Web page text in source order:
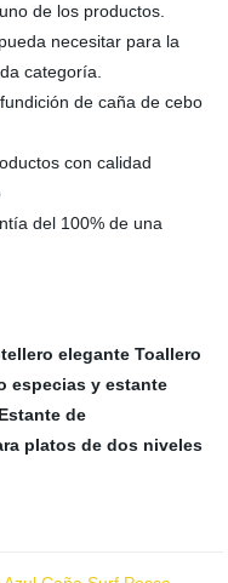
de los productos.
necesitar para la
categoría.
de caña de cebo
con calidad
del 100% de una
elegante Toallero
especias y estante
Estante de
platos de dos niveles